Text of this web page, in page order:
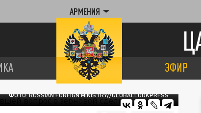
АРМЕНИЯ
ЭФИР
ФОТО: RUSSIAN FOREIGN MINISTRY//GLOBALLOOKPRESS